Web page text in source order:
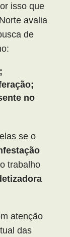
isso que
avalia
de
no
se o
trabalho
atenção
das